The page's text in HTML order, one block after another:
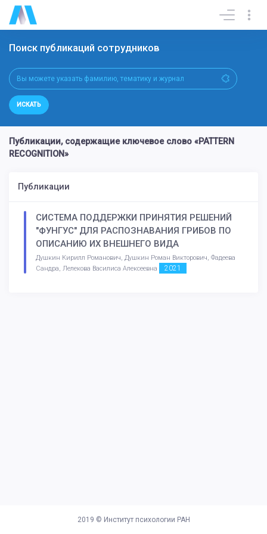
Поиск публикаций сотрудников
ИСКАТЬ
Публикации, содержащие ключевое слово «PATTERN
RECOGNITION»
Публикации
СИСТЕМА ПОДДЕРЖКИ ПРИНЯТИЯ РЕШЕНИЙ
"ФУНГУС" ДЛЯ РАСПОЗНАВАНИЯ ГРИБОВ ПО
ОПИСАНИЮ ИХ ВНЕШНЕГО ВИДА
Душкин Кирилл Романович, Душкин Роман Викторович, Фадеева
Сандра, Лелекова Василиса Алексеевна
2021
2019 © Институт психологии РАН